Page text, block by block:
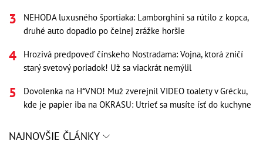
NEHODA luxusného športiaka: Lamborghini sa rútilo z kopca,
druhé auto dopadlo po čelnej zrážke horšie
Hrozivá predpoveď čínskeho Nostradama: Vojna, ktorá zničí
starý svetový poriadok! Už sa viackrát nemýlil
Dovolenka na H*VNO! Muž zverejnil VIDEO toalety v Grécku,
kde je papier iba na OKRASU: Utrieť sa musíte ísť do kuchyne
NAJNOVŠIE ČLÁNKY